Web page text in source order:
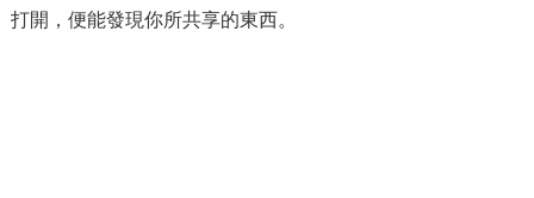
打開，便能發現你所共享的東西。